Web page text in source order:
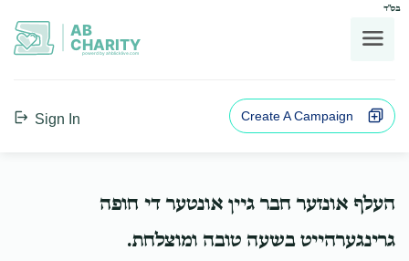
בס"ד
AB
CHARITY
powerd by ahblicklive.com
Sign In Create A Campaign
העלף אונזער חבר גיין אונטער די חופה
גרינגערהייט בשעה טובה ומוצלחת.